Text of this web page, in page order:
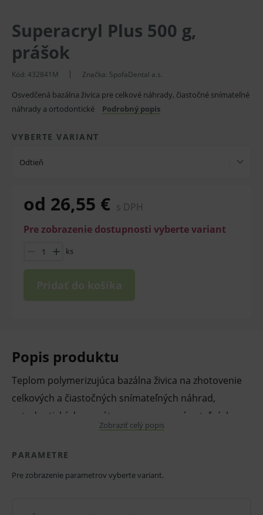
Superacryl Plus 500 g,
prášok
Kód: 432841M Značka: SpofaDental a.s.
Osvedčená bazálna živica pre celkové náhrady, čiastočné snímateľné
náhrady a ortodontické
Podrobný popis
VYBERTE VARIANT
Odtieň
od 26,55 € s DPH
Pre zobrazenie dostupnosti vyberte variant
ks
Pridať do košíka
Popis produktu
Teplom polymerizujúca bazálna živica na zhotovenie
celkových a čiastočných snímateľných náhrad,
ortodontických aparátov, na opravy snímateľných
náhrad a nepriame rebazácie.
Pevnosť v ohybe, nízka rozpustnosť vo vode, farebná
Zobraziť celý popis
PARAMETRE
Pre zobrazenie parametrov vyberte variant.